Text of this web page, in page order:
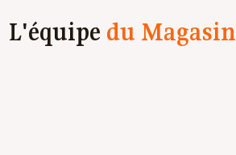
L'équipe du Magasin